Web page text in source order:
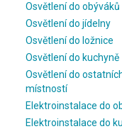
Osvětlení do obýváků
Osvětlení do jídelny
Osvětlení do ložnice
Osvětlení do kuchyně
Osvětlení do
místností
Elektroinstalace do
Elektroinstalace do